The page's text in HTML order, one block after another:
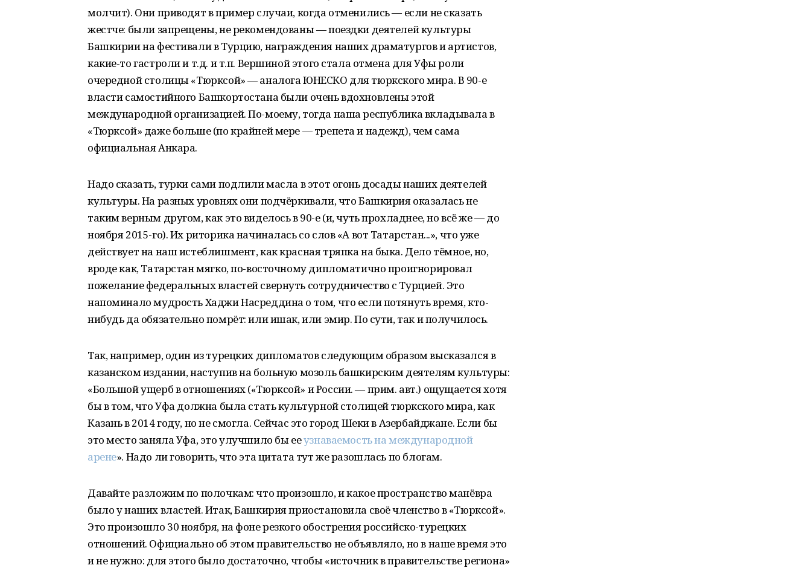
молчит). Они приводят в пример случаи, когда отменились — если не сказать
жестче: были запрещены, не рекомендованы — поездки деятелей культуры
Башкирии на фестивали в Турцию, награждения наших драматургов и артистов,
какие-то гастроли и т.д. и т.п. Вершиной этого стала отмена для Уфы роли
очередной столицы «Тюрксой» — аналога ЮНЕСКО для тюркского мира. В 90-е
власти самостийного Башкортостана были очень вдохновлены этой
международной организацией. По-моему, тогда наша республика вкладывала в
«Тюрксой» даже больше (по крайней мере — трепета и надежд), чем сама
официальная Анкара.
Надо сказать, турки сами подлили масла в этот огонь досады наших деятелей
культуры. На разных уровнях они подчёркивали, что Башкирия оказалась не
таким верным другом, как это виделось в 90-е (и, чуть прохладнее, но всё же — до
ноября 2015-го). Их риторика начиналась со слов «А вот Татарстан...», что уже
действует на наш истеблишмент, как красная тряпка на быка. Дело тёмное, но,
вроде как, Татарстан мягко, по-восточному дипломатично проигнорировал
пожелание федеральных властей свернуть сотрудничество с Турцией. Это
напоминало мудрость Хаджи Насреддина о том, что если потянуть время, кто-
нибудь да обязательно помрёт: или ишак, или эмир. По сути, так и получилось.
Так, например, один из турецких дипломатов следующим образом высказался в
казанском издании, наступив на больную мозоль башкирским деятелям культуры:
«Большой ущерб в отношениях («Тюрксой» и России. — прим. авт.) ощущается хотя
бы в том, что Уфа должна была стать культурной столицей тюркского мира, как
Казань в 2014 году, но не смогла. Сейчас это город Шеки в Азербайджане. Если бы
это место заняла Уфа, это улучшило бы ееузнаваемость на международной
арене». Надо ли говорить, что эта цитата тут же разошлась по блогам.
Давайте разложим по полочкам: что произошло, и какое пространство манёвра
было у наших властей. Итак, Башкирия приостановила своё членство в «Тюрксой».
Это произошло 30 ноября, на фоне резкого обострения российско-турецких
отношений. Официально об этом правительство не объявляло, но в наше время это
и не нужно: для этого было достаточно, чтобы «источник в правительстве региона»